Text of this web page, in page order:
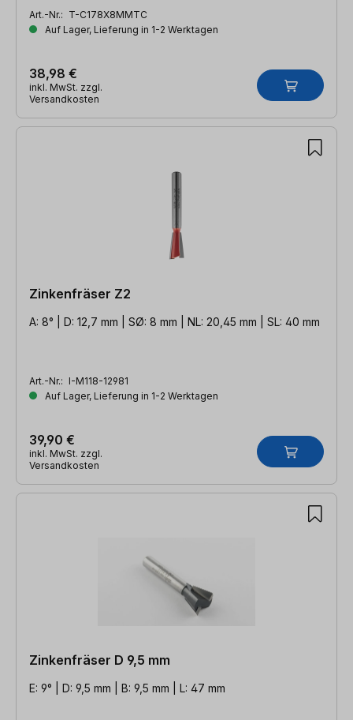
Art.-Nr.: T-C178X8MMTC
Auf Lager, Lieferung in 1-2 Werktagen
38,98 €
inkl. MwSt. zzgl.
Versandkosten
Zinkenfräser Z2
A: 8° | D: 12,7 mm | SØ: 8 mm | NL: 20,45 mm | SL: 40 mm
Art.-Nr.: I-M118-12981
Auf Lager, Lieferung in 1-2 Werktagen
39,90 €
inkl. MwSt. zzgl.
Versandkosten
Zinkenfräser D 9,5 mm
E: 9° | D: 9,5 mm | B: 9,5 mm | L: 47 mm